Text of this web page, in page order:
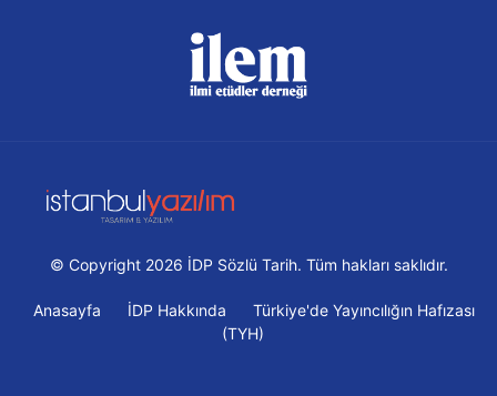
© Copyright 2026 İDP Sözlü Tarih. Tüm hakları saklıdır.
Anasayfa İDP Hakkında
Türkiye'de Yayıncılığın Hafızası
(TYH)